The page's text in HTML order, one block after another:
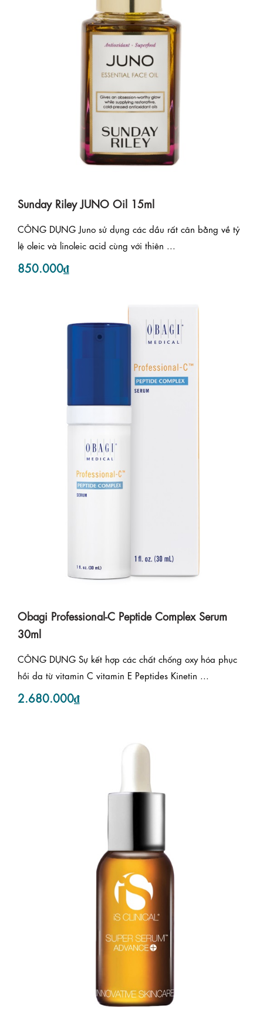
Sunday Riley JUNO Oil 15ml
CÔNG DỤNG Juno sử dụng các dầu rất cân bằng về tỷ
lệ oleic và linoleic acid cùng với thiên ...
850.000₫
Obagi Professional-C Peptide Complex Serum
30ml
CÔNG DỤNG Sự kết hợp các chất chống oxy hóa phục
hồi da từ vitamin C vitamin E Peptides Kinetin ...
2.680.000₫